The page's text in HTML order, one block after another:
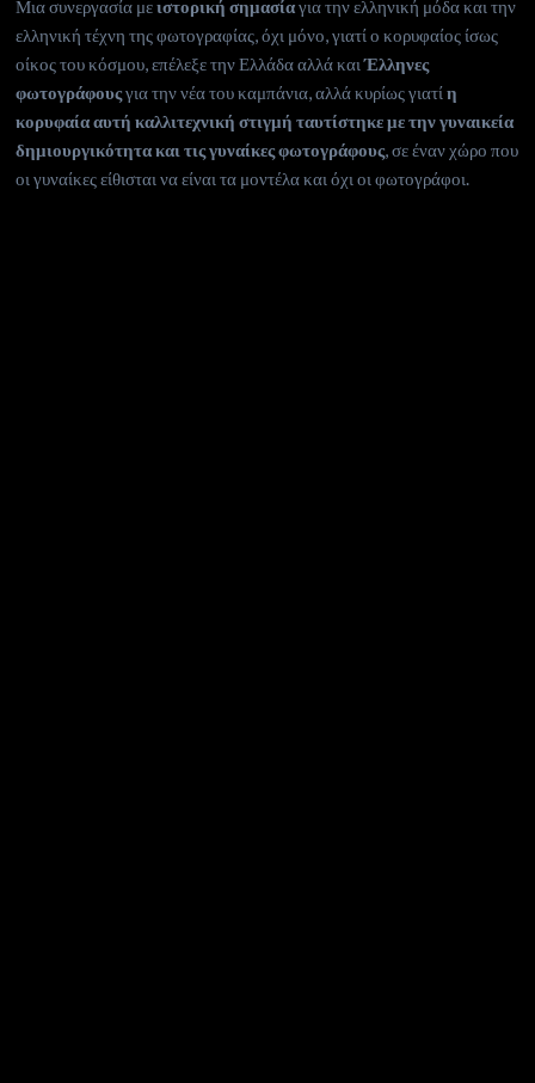
Μια συνεργασία μειστορική σημασίαγια την ελληνική μόδα και την
ελληνική τέχνη της φωτογραφίας, όχι μόνο, γιατί ο κορυφαίος ίσως
οίκος του κόσμου, επέλεξε την Ελλάδα αλλά καιΈλληνες
φωτογράφουςγια την νέα του καμπάνια, αλλά κυρίως γιατίη
κορυφαία αυτή καλλιτεχνική στιγμή ταυτίστηκε με την γυναικεία
δημιουργικότητα και τις γυναίκες φωτογράφους, σε έναν χώρο που
οι γυναίκες είθισται να είναι τα μοντέλα και όχι οι φωτογράφοι.